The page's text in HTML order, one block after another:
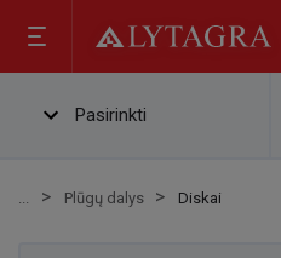
Pasirinkti
Plūgų dalys Diskai